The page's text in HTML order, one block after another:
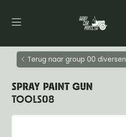
Terug naar group 00 diversen
SPRAY PAINT GUN
TOOLS08